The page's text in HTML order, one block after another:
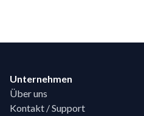
Unternehmen
Über uns
Kontakt / Support